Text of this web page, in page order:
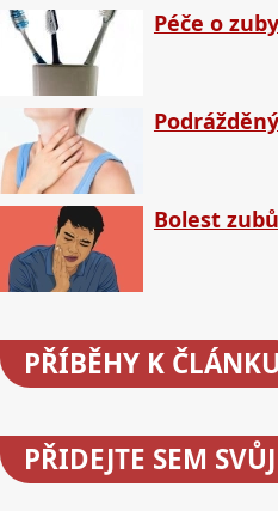
Péče o zuby
Bolest zubů
PŘÍBĚHY K ČLÁNKU
PŘIDEJTE SEM